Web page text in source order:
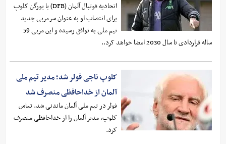
اتحادیه فوتبال آلمان (DFB) با یورگن کلوپ
برای انتصاب او به عنوان سرمربی جدید
تیم ملی به توافق رسیده و این مربی 59
ساله قراردادی تا سال 2030 امضا خواهد کرد..
کلوپ ناجی فولر شد؛ مدیر تیم ملی
آلمان از خداحافظی منصرف شد
فولر در تیم ملی آلمان ماندنی شد. تماس
کلوپ، مدیر آلمان را از خداحافظی منصرف
کرد.